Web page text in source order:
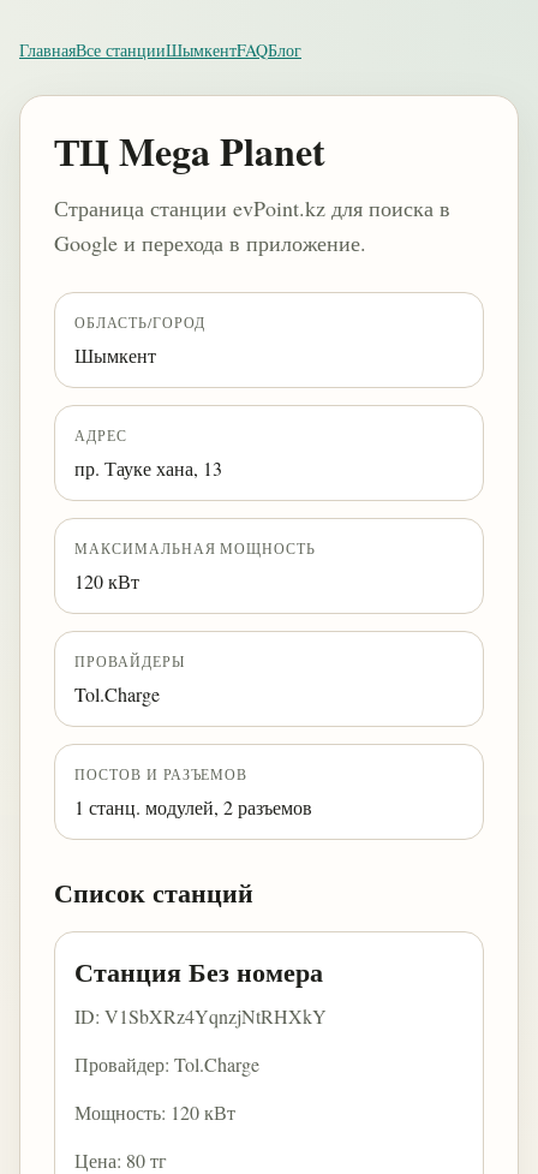
ГлавнаяВсе станцииШымкентFAQБлог
ТЦ Mega Planet
Страница станции evPoint.kz для поиска в
Google и перехода в приложение.
ОБЛАСТЬ/ГОРОД
Шымкент
АДРЕС
пр. Тауке хана, 13
МАКСИМАЛЬНАЯ МОЩНОСТЬ
120 кВт
ПРОВАЙДЕРЫ
Tol.Charge
ПОСТОВ И РАЗЪЕМОВ
1 станц. модулей, 2 разъемов
Список станций
Станция Без номера
ID: V1SbXRz4YqnzjNtRHXkY
Провайдер: Tol.Charge
Мощность: 120 кВт
Цена: 80 тг